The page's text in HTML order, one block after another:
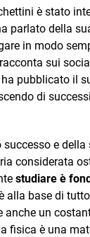
è stato
parlato della
in modo
sui
pubblicato il
di
successo e
considerata
studiare è
alla base di
anche un
fisica è una